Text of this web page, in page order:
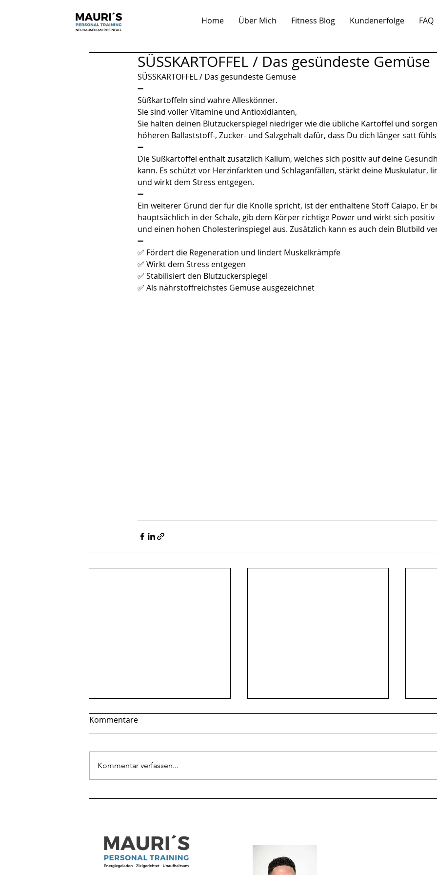
Home Über Mich Fitness Blog Kundenerfolge FAQ
SÜSSKARTOFFEL / Das gesündeste Gemüse
SÜSSKARTOFFEL / Das gesündeste Gemüse
➖
Süßkartoffeln sind wahre Alleskönner.
Sie sind voller Vitamine und Antioxidianten,
Sie halten deinen Blutzuckerspiegel niedriger wie die übliche Kartoffel und
höheren Ballaststoff-, Zucker- und Salzgehalt dafür, dass Du dich länger satt
➖
Die Süßkartoffel enthält zusätzlich Kalium, welches sich positiv auf deine
kann. Es schützt vor Herzinfarkten und Schlaganfällen, stärkt deine Muskulatur,
und wirkt dem Stress entgegen.
➖
Ein weiterer Grund der für die Knolle spricht, ist der enthaltene Stoff Caiapo. Er
hauptsächlich in der Schale, gib dem Körper richtige Power und wirkt sich positiv
und einen hohen Cholesterinspiegel aus. Zusätzlich kann es auch dein Blutbild
➖
✅ Fördert die Regeneration und lindert Muskelkrämpfe
✅ Wirkt dem Stress entgegen
✅ Stabilisiert den Blutzuckerspiegel
✅ Als nährstoffreichstes Gemüse ausgezeichnet
Kommentare
Kommentar verfassen...